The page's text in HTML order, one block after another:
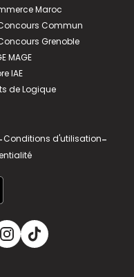
Maroc
Concours Commun
Grenoble
MAGE
IAE
de Logique
Conditions d'utilisation-